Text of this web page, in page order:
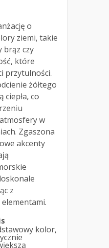
o
ziemi, takie
brąz czy
które
przytulności.
żółtego
ciepła, co
w
Zgaszona
akcenty
z
kolor,